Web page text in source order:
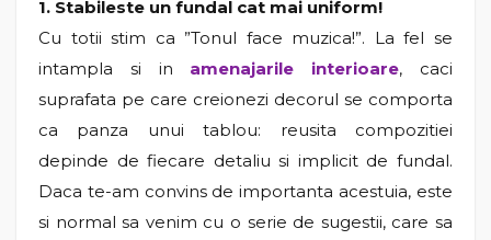
1. Stabileste un fundal cat mai uniform!
Cu totii stim ca ”Tonul face muzica!”. La fel se
intampla si in amenajarile interioare, caci
suprafata pe care creionezi decorul se comporta
ca panza unui tablou: reusita compozitiei
depinde de fiecare detaliu si implicit de fundal.
Daca te-am convins de importanta acestuia, este
si normal sa venim cu o serie de sugestii, care sa